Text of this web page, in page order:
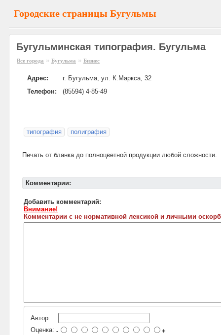
Городские страницы Бугульмы
Бугульминская типография. Бугульма
Все города » Бугульма » Бизнес
Адрес:
г. Бугульма, ул. К.Маркса, 32
Телефон:
(85594) 4-85-49
типография полиграфия
Печать от бланка до полноцветной продукции любой сложности.
Комментарии:
Добавить комментарий:
Внимание!
Комментарии с не нормативной лексикой и личными
Автор:
Оценка: - +